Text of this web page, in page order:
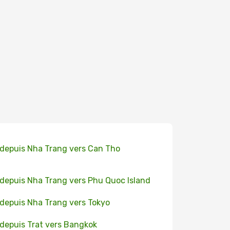
Nha Trang vers Can Tho
Nha Trang vers Phu Quoc Island
Nha Trang vers Tokyo
Trat vers Bangkok